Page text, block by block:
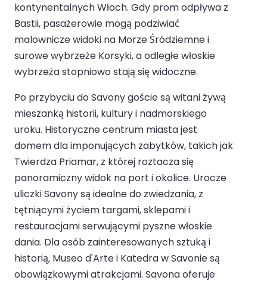
kontynentalnych Włoch. Gdy prom odpływa z
Bastii, pasażerowie mogą podziwiać
malownicze widoki na Morze Śródziemne i
surowe wybrzeże Korsyki, a odległe włoskie
wybrzeża stopniowo stają się widoczne.
Po przybyciu do Savony goście są witani żywą
mieszanką historii, kultury i nadmorskiego
uroku. Historyczne centrum miasta jest
domem dla imponujących zabytków, takich jak
Twierdza Priamar, z której roztacza się
panoramiczny widok na port i okolice. Urocze
uliczki Savony są idealne do zwiedzania, z
tętniącymi życiem targami, sklepami i
restauracjami serwującymi pyszne włoskie
dania. Dla osób zainteresowanych sztuką i
historią, Museo d'Arte i Katedra w Savonie są
obowiązkowymi atrakcjami. Savona oferuje